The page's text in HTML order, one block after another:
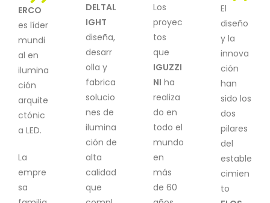
ERCO
es líder
mundi
al en
ilumina
ción
arquite
ctónic
a LED.
La
empre
sa
DELTAL
IGHT
diseña,
desarr
olla y
fabrica
solucio
nes de
ilumina
ción de
alta
calidad
que
Los
proyec
tos
que
IGUZZI
NI ha
realiza
do en
todo el
mundo
en
más
de 60
El
diseño
y la
innova
ción
han
sido los
dos
pilares
del
estable
cimien
to